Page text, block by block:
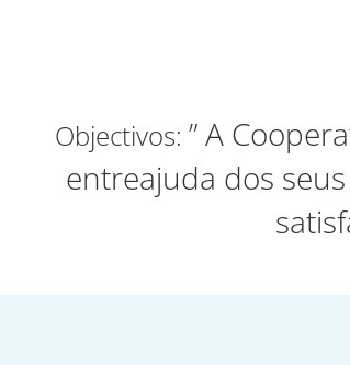
Objectivos: ” A
entreajuda dos